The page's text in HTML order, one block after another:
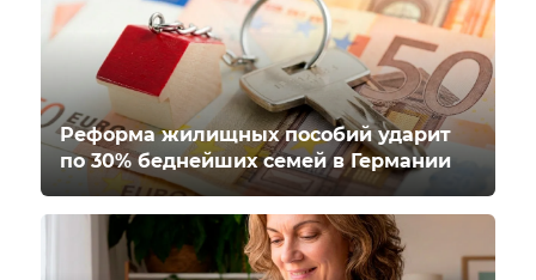
Реформа жилищных пособий ударит
по 30% беднейших семей в Германии